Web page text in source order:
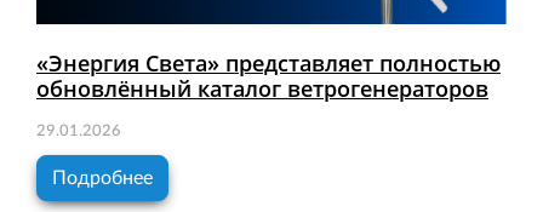
«Энергия Света» представляет полностью
обновлённый каталог ветрогенераторов
29.01.2026
Подробнее